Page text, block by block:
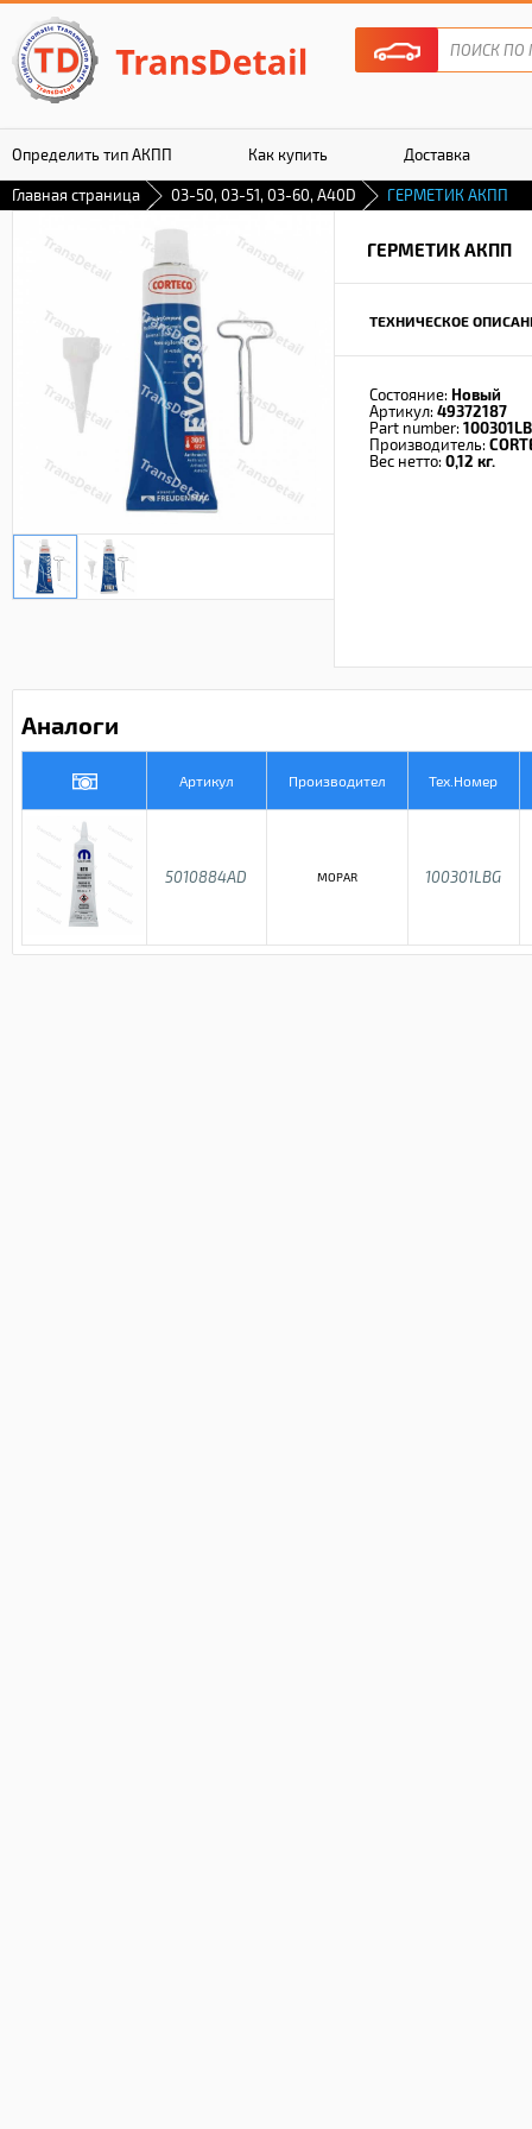
Определить тип АКПП Как купить Доставка
Гарантия
Главная страница 03-50, 03-51, 03-60, A40D ГЕРМЕТИК АКПП
ГЕРМЕТИК АКПП
ТЕХНИЧЕСКОЕ
Состояние: Новый
Артикул: 49372187
Part number:
Производитель:
Вес нетто: 0,12 кг.
Аналоги
Артикул Производител Тех.Номер
5010884AD MOPAR 100301LBG